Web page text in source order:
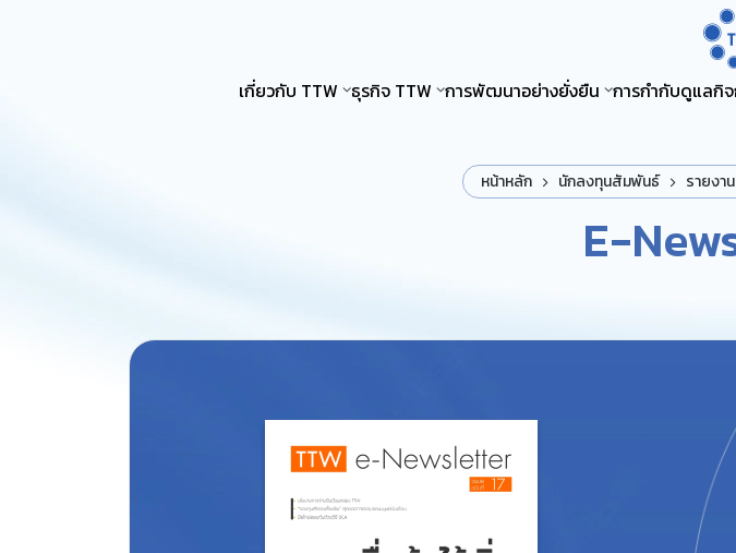
เกี่ยวกับ TTW ธุรกิจ TTW การพัฒนาอย่างยั่งยืน การกำกับดูแลกิ
หน้าหลัก นักลงทุนสัมพันธ์ รายงา
E-